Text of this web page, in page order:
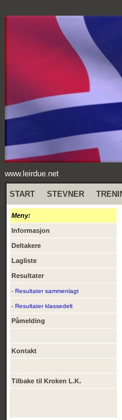
www.leirdue.net
START STEVNER
Meny:
Informasjon
Deltakere
Lagliste
Resultater
- Resultater sammenlagt
- Resultater klassedelt
Påmelding
Kontakt
Tilbake til Kroken L.K.